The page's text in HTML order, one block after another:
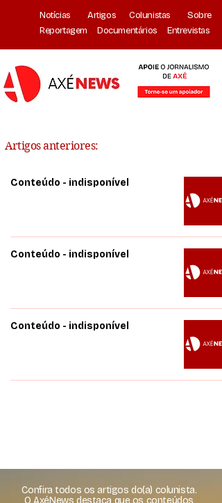
Notícias Artigos Colunistas
Sobre
Reportagem
Documentários Entrevistas
Artigos anteriores:
Conteúdo - indisponível
Conteúdo - indisponível
Conteúdo - indisponível
Confira todos os artigos do(a) colunista.
O AxéNews destaca que os conteúdos